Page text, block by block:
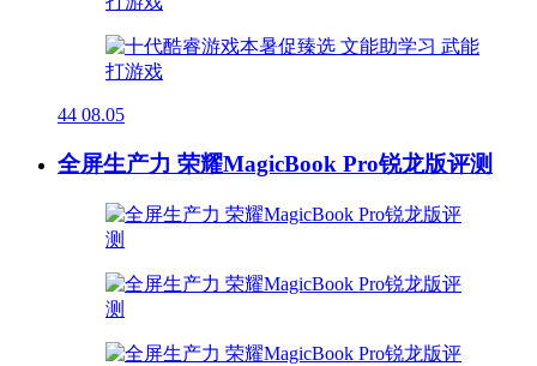
44 08.05
全屏生产力 荣耀MagicBook Pro锐龙版评测